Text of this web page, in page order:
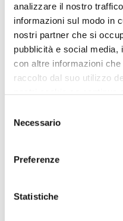
analizzare il nostro
informazioni sul modo in
nostri partner che si
pubblicità e social media,
con altre informazioni
raccolto dal suo utilizzo
delNecessario
Preferenze
Statistiche